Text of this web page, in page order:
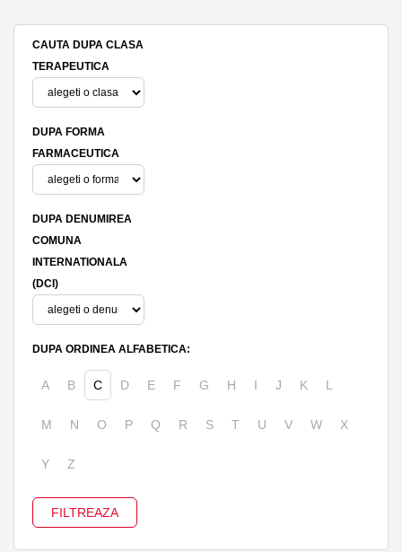
CAUTA DUPA CLASA
TERAPEUTICA
DUPA FORMA
FARMACEUTICA
DUPA DENUMIREA
COMUNA
INTERNATIONALA
(DCI)
DUPA ORDINEA ALFABETICA:
A B C D E F G H I J K L
M N O P Q R S T U V W X
Y Z